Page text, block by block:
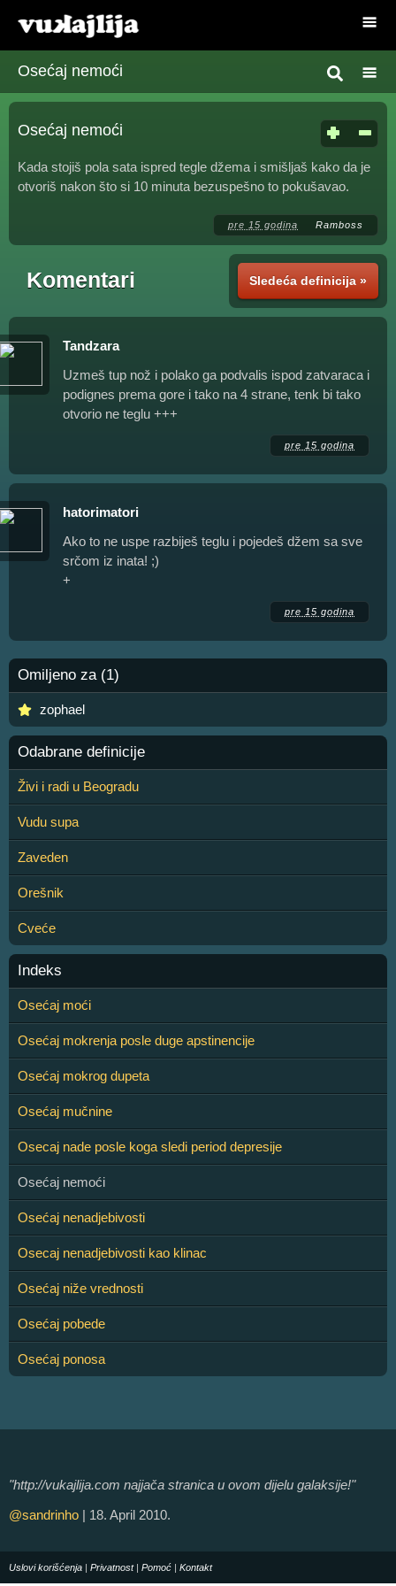
Osećaj nemoći
Osećaj nemoći
Kada stojiš pola sata ispred tegle džema i smišljaš kako da je
otvoriš nakon što si 10 minuta bezuspešno to pokušavao.
pre 15 godina Ramboss
Sledeća definicija »
Komentari
Tandzara
Uzmeš tup nož i polako ga podvalis ispod zatvaraca i
podignes prema gore i tako na 4 strane, tenk bi tako
otvorio ne teglu +++
pre 15 godina
hatorimatori
Ako to ne uspe razbiješ teglu i pojedeš džem sa sve
srčom iz inata! ;)
+
pre 15 godina
Omiljeno za (1)
zophael
Odabrane definicije
Živi i radi u Beogradu
Vudu supa
Zaveden
Orešnik
Cveće
Indeks
Osećaj moći
Osećaj mokrenja posle duge apstinencije
Osećaj mokrog dupeta
Osećaj mučnine
Osecaj nade posle koga sledi period depresije
Osećaj nemoći
Osećaj nenadjebivosti
Osecaj nenadjebivosti kao klinac
Osećaj niže vrednosti
Osećaj pobede
Osećaj ponosa
"http://vukajlija.com najjača stranica u ovom dijelu galaksije!"
@sandrinho | 18. April 2010.
Uslovi korišćenja | Privatnost| Pomoć | Kontakt